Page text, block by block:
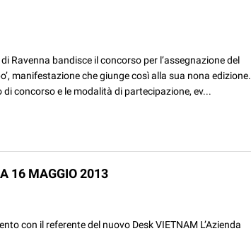
Ravenna bandisce il concorso per l’assegnazione del
manifestazione che giunge così alla sua nona edizione.
concorso e le modalità di partecipazione, ev...
16 MAGGIO 2013
con il referente del nuovo Desk VIETNAM L’Azienda